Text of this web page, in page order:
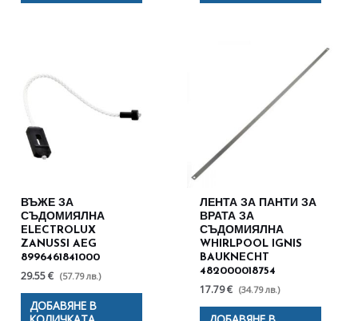
ВЪЖЕ ЗА
СЪДОМИЯЛНА
ELECTROLUX
ZANUSSI AEG
8996461841000
29.55 € (57.79 лв.)
ДОБАВЯНЕ В
ЛЕНТА ЗА ПАНТИ ЗА
ВРАТА ЗА
СЪДОМИЯЛНА
WHIRLPOOL IGNIS
BAUKNECHT
482000018754
17.79 € (34.79 лв.)